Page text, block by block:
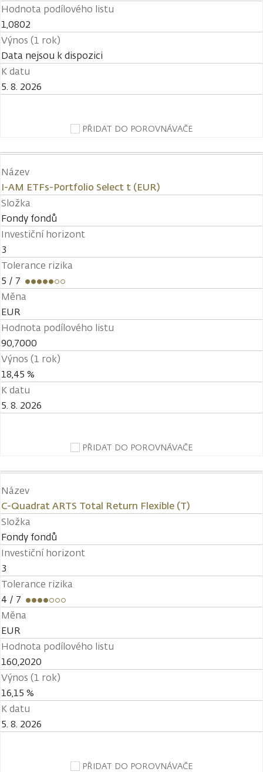
Hodnota podílového listu
1,0802
Výnos (1 rok)
Data nejsou k dispozici
K datu
5. 8. 2026
PŘIDAT DO POROVNÁVAČE
Název
I-AM ETFs-Portfolio Select t (EUR)
Složka
Fondy fondů
Investiční horizont
3
Tolerance rizika
5 / 7
Měna
EUR
Hodnota podílového listu
90,7000
Výnos (1 rok)
18,45 %
K datu
5. 8. 2026
PŘIDAT DO POROVNÁVAČE
Název
C-Quadrat ARTS Total Return Flexible (T)
Složka
Fondy fondů
Investiční horizont
3
Tolerance rizika
4 / 7
Měna
EUR
Hodnota podílového listu
160,2020
Výnos (1 rok)
16,15 %
K datu
5. 8. 2026
PŘIDAT DO POROVNÁVAČE